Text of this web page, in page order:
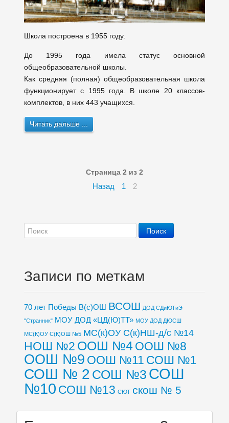
Школа построена в 1955 году.
До 1995 года имела статус основной
общеобразовательной школы.
Как средняя (полная) общеобразовательная школа
функционирует с 1995 года. В школе 20 классов-
комплектов, в них 443 учащихся.
Читать дальше ...
Страница 2 из 2
Назад 1 2
Записи по меткам
70 лет Победы В(с)ОШ ВСОШ ДОД СДиЮТиЭ
"Странник" МОУ ДОД «ЦД(Ю)ТТ» МОУ ДОД ДЮСШ
МС(К)ОУ С(К)ОШ №5 МС(к)ОУ С(к)НШ-д/с №14
НОШ №2 ООШ №4ООШ №8
ООШ №9 ООШ №11 СОШ №1
СОШ № 2 СОШ №3 СОШ
№10 СОШ №13 СЮТ скош № 5